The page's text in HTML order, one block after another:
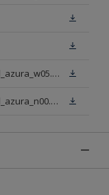
ficha_seguridad_si_es_es_rubbol_bl_azura_w05.pdf
ficha_seguridad_si_es_es_rubbol_bl_azura_n00.pdf